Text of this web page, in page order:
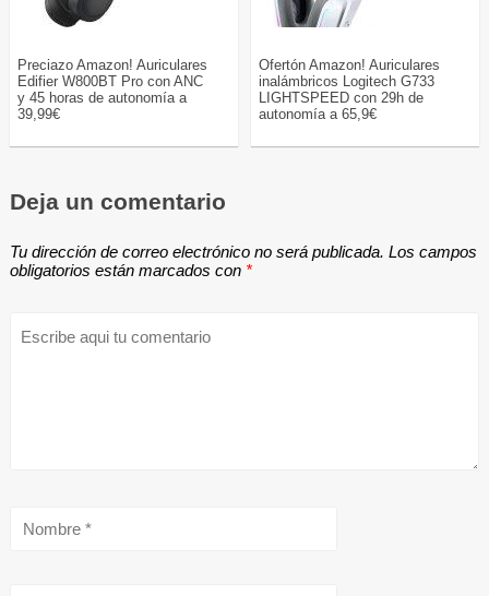
Preciazo Amazon! Auriculares
Edifier W800BT Pro con ANC
y 45 horas de autonomía a
39,99€
Ofertón Amazon! Auriculares
inalámbricos Logitech G733
LIGHTSPEED con 29h de
autonomía a 65,9€
Deja un comentario
Tu dirección de correo electrónico no será publicada. Los campos
obligatorios están marcados con *